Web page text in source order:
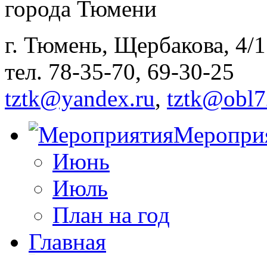
города Тюмени
г. Тюмень, Щербакова, 4/
тел. 78-35-70, 69-30-25
tztk@yandex.ru,
Июнь
Июль
План на год
Главная